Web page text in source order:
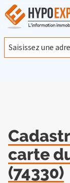
En poursuivant
l'utilisation de
trafic.En savoir plus
J'accepte
carte
(74330)